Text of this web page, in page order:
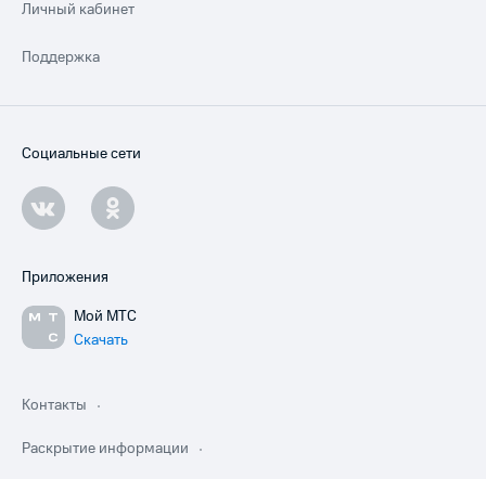
Личный кабинет
Поддержка
Социальные сети
Приложения
Мой МТС
Скачать
Контакты
Раскрытие информации